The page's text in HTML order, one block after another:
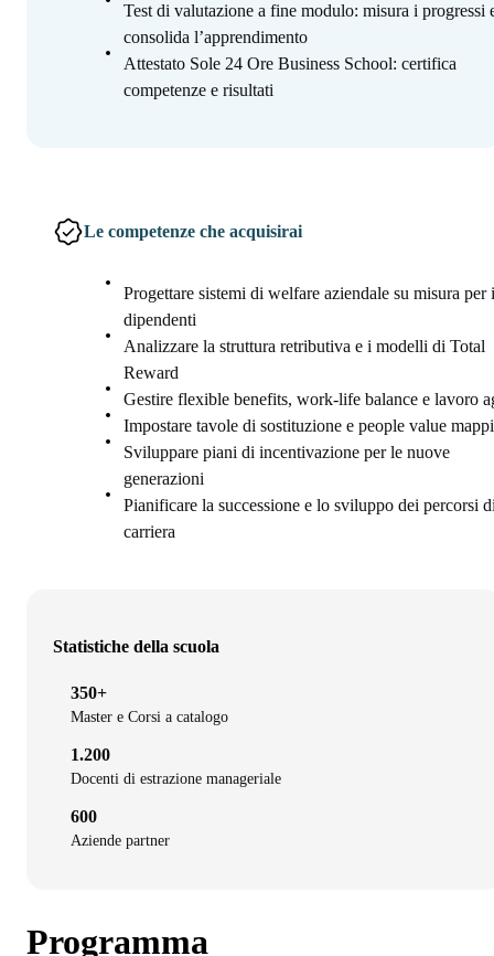
Test di valutazione a fine modulo: misura i progressi
consolida l’apprendimento
Attestato Sole 24 Ore Business School: certifica
competenze e risultati
Le competenze che acquisirai
Progettare sistemi di welfare aziendale su misura per i
dipendenti
Analizzare la struttura retributiva e i modelli di Total
Reward
Gestire flexible benefits, work-life balance e lavoro
Impostare tavole di sostituzione e people value
Sviluppare piani di incentivazione per le nuove
generazioni
Pianificare la successione e lo sviluppo dei percorsi
carriera
Statistiche della scuola
350+
Master e Corsi a catalogo
1.200
Docenti di estrazione manageriale
600
Aziende partner
Programma